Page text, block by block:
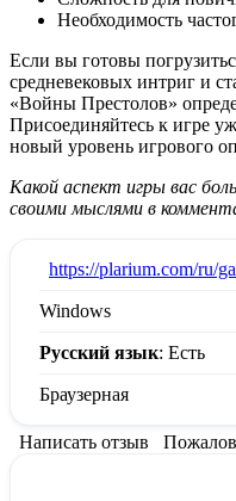
Необходимость
Если вы готовы
средневековых интриг и
«Войны Престолов»
Присоединяйтесь к игре
новый уровень игрового
Какой аспект игры вас
своими мыслями в
https://plarium.com/ru/
Windows
Русский язык: Есть
Браузерная
Написать отзыв